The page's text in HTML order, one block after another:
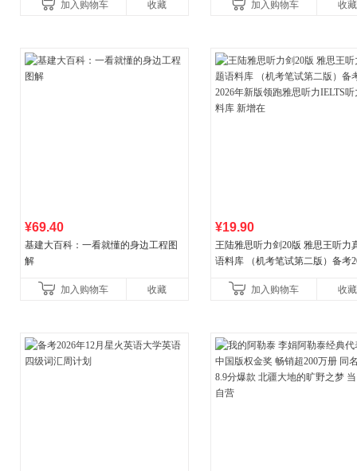
加入购物车 收藏
小说代表作加入购物车 收藏
¥69.40
基建大百科：一看就懂的身边工程图
解
加入购物车 收藏
¥19.90
王陆雅思听力剑20版 雅思王听力
语料库 （机考笔试第二版）备考
新增在
加入购物车 收藏